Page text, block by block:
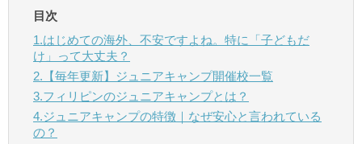
⽬次
1.はじめての海外、不安ですよね。特に「子どもだ
け」って大丈夫？
2.【毎年更新】ジュニアキャンプ開催校一覧
3.フィリピンのジュニアキャンプとは？
4.ジュニアキャンプの特徴｜なぜ安心と言われている
の？